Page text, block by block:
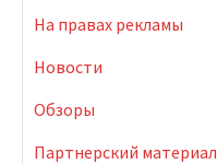
На правах рекламы
Новости
Обзоры
Партнерский материал